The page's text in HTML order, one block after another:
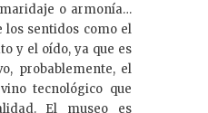
o armonía…
los sentidos como el
y el oído, ya que es
probablemente, el
tecnológico que
El museo es